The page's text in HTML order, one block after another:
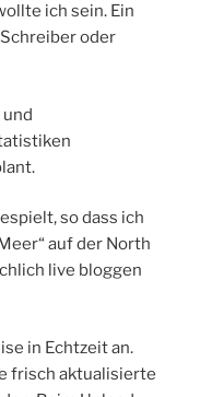
ich sein. Ein
oder
so dass ich
auf der North
live bloggen
in Echtzeit an.
frisch aktualisierte